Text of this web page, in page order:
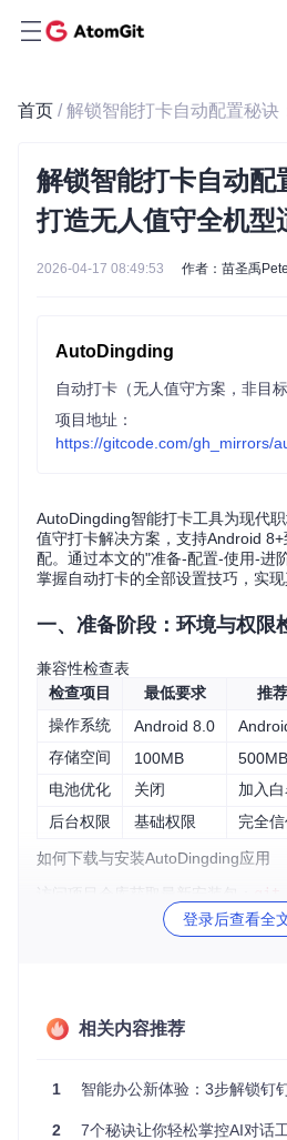
首页
解锁智能打卡自动配
打造无人值守全机型
2026-04-17 08:49:53 作者：苗圣禹
AutoDingding
项目地址：
https://gitcode.com/gh_mirrors/
AutoDingding智能打卡工具为现代
值守打卡解决方案，支持Android
配。通过本文的"准备-配置-使用-进
掌握自动打卡的全部设置技巧，实现
一、准备阶段：环境与权限
兼容性检查表
检查项目
最低要求 推
操作系统
Android 8.0
存储空间
100MB
电池优化
关闭 加入
后台权限
基础权限 完全
如何下载与安装AutoDingding应用
de.com/gh_mirrors/au/
手机上打开APK文件，按照提示完
安装完成后，不要立即启动应用。
入电池优化白名单。这一步可有效
登录后查看全
相关内容推荐
1 智能办公新体验：3步解锁钉
2 7个秘诀让你轻松掌控AI对话